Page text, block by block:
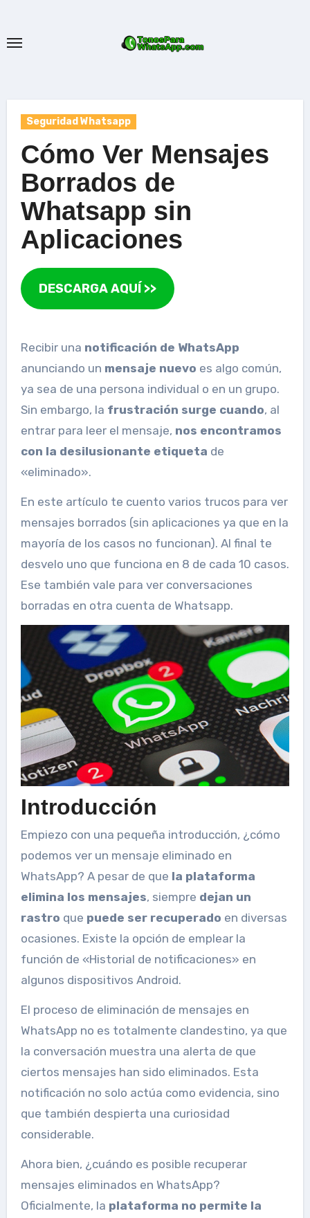
contenido
Seguridad Whatsapp
Cómo Ver Mensajes
Borrados de
Whatsapp sin
Aplicaciones
DESCARGA AQUÍ >>
Recibir una notificación de WhatsApp
anunciando un mensaje nuevo es algo común,
ya sea de una persona individual o en un grupo.
Sin embargo, la frustración surge cuando, al
entrar para leer el mensaje, nos encontramos
con la desilusionante etiqueta de
«eliminado».
En este artículo te cuento varios trucos para ver
mensajes borrados (sin aplicaciones ya que en la
mayoría de los casos no funcionan). Al final te
desvelo uno que funciona en 8 de cada 10 casos.
Ese también vale para ver conversaciones
borradas en otra cuenta de Whatsapp.
Introducción
Empiezo con una pequeña introducción, ¿cómo
podemos ver un mensaje eliminado en
WhatsApp? A pesar de que la plataforma
elimina los mensajes, siempre dejan un
rastro que puede ser recuperado en diversas
ocasiones. Existe la opción de emplear la
función de «Historial de notificaciones» en
algunos dispositivos Android.
El proceso de eliminación de mensajes en
WhatsApp no es totalmente clandestino, ya que
la conversación muestra una alerta de que
ciertos mensajes han sido eliminados. Esta
notificación no solo actúa como evidencia, sino
que también despierta una curiosidad
considerable.
Ahora bien, ¿cuándo es posible recuperar
mensajes eliminados en WhatsApp?
Oficialmente, la plataforma no permite la